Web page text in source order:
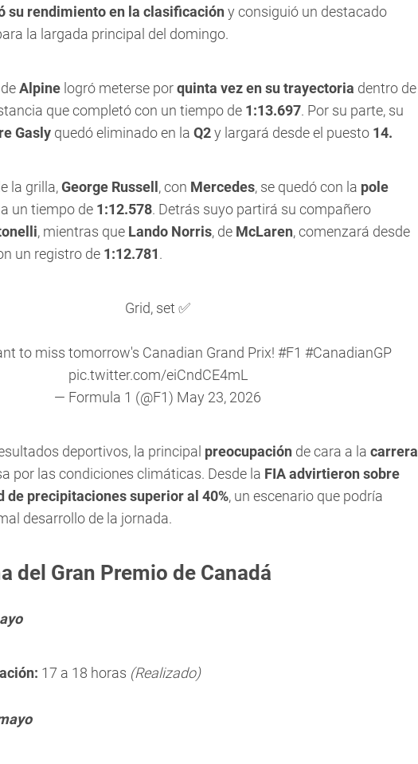
su rendimiento en la clasificación y consiguió un destacado
la largada principal del domingo.
Alpine logró meterse porquinta vez en su trayectoria dentro de
que completó con un tiempo de 1:13.697. Por su parte, su
Gasly quedó eliminado en la Q2y largará desde el puesto 14.
la grilla,George Russell , con Mercedes, se quedó con la pole
un tiempo de 1:12.578. Detrás suyo partirá su compañero
, mientras que Lando Norris, de McLaren, comenzará desde
un registro de 1:12.781.
Grid, set ✅
to miss tomorrow's Canadian Grand Prix!#F1 #CanadianGP
pic.twitter.com/eiCndCE4mL
— Formula 1 (@F1) May 23, 2026
deportivos, la principal preocupación de cara a la carrera
por las condiciones climáticas. Desde la FIA advirtieron sobre
de precipitaciones superior al 40%, un escenario que podría
desarrollo de la jornada.
del Gran Premio de Canadá
17 a 18 horas (Realizado)